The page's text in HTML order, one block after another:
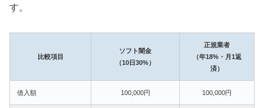
す。
比較項目
ソフト闇金
（10日30%）
正規業者
（年18%・月1返
済）
借入額 100,000円 100,000円